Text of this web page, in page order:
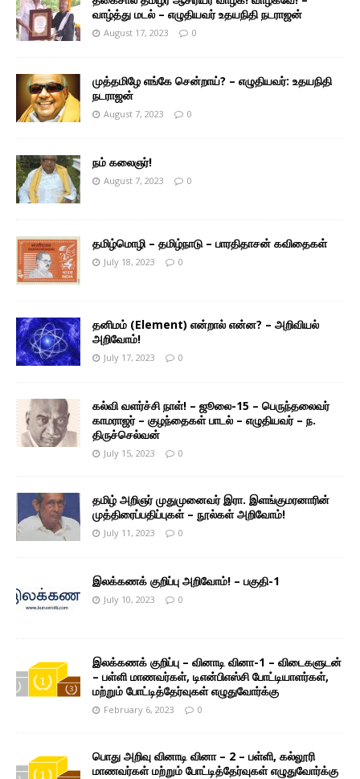
வாழ்த்து மடல் – எழுதியவர் உதயநிதி நடராஜன்
August 17, 2023 0
முத்தமிழே எங்கே சென்றாய்? – எழுதியவர்: உதயநிதி
நடராஜன்
August 7, 2023 0
நம் கலைஞர்!
August 7, 2023 0
தமிழ்மொழி – தமிழ்நாடு – பாரதிதாசன் கவிதைகள்
July 18, 2023 0
தனிமம் (Element) என்றால் என்ன? – அறிவியல்
அறிவோம்!
July 17, 2023 0
கல்வி வளர்ச்சி நாள்! – ஜூலை-15 – பெருந்தலைவர்
காமராஜர் – குழந்தைகள் பாடல் – எழுதியவர் – ந.
திருச்செல்வன்
July 15, 2023 0
தமிழ் அறிஞர் முதுமுனைவர் இரா. இளங்குமரனாரின்
முத்திரைப்பதிப்புகள் – நூல்கள் அறிவோம்!
July 11, 2023 0
இலக்கணக் குறிப்பு அறிவோம்! – பகுதி-1
July 10, 2023 0
இலக்கணக் குறிப்பு – வினாடி வினா-1 – விடைகளுடன்
– பள்ளி மாணவர்கள், டிஎன்பிஎஸ்சி போட்டியாளர்கள்,
மற்றும் போட்டித்தேர்வுகள் எழுதுவோர்க்கு
February 6, 2023 0
பொது அறிவு வினாடி வினா – 2 – பள்ளி, கல்லூரி
மாணவர்கள் மற்றும் போட்டித்தேர்வுகள் எழுதுவோர்க்கு